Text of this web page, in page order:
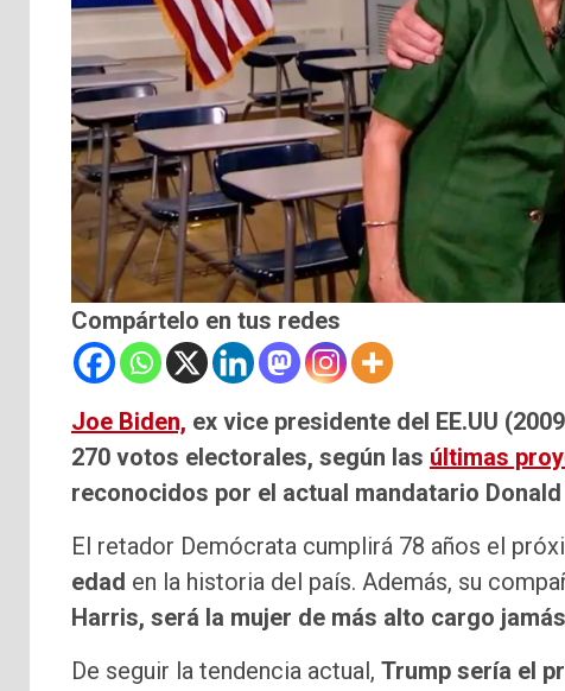
Compártelo en tus redes
Joe Biden, ex vice presidente del EE.UU
270 votos electorales, según las últimas
reconocidos por el actual mandatario Donald
El retador Demócrata cumplirá 78 años el
edad en la historia del país. Además, su
Harris, será la mujer de más alto cargo
De seguir la tendencia actual, Trump sería el